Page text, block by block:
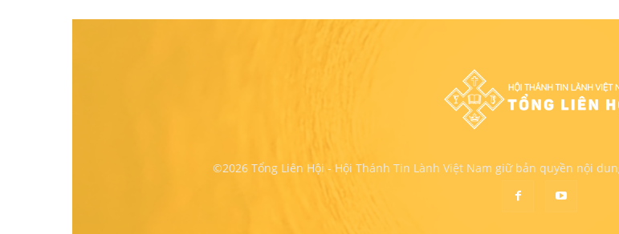
©2026 Tổng Liên Hội - Hội Thánh Tin Lành Việt Nam giữ bản quyền nội